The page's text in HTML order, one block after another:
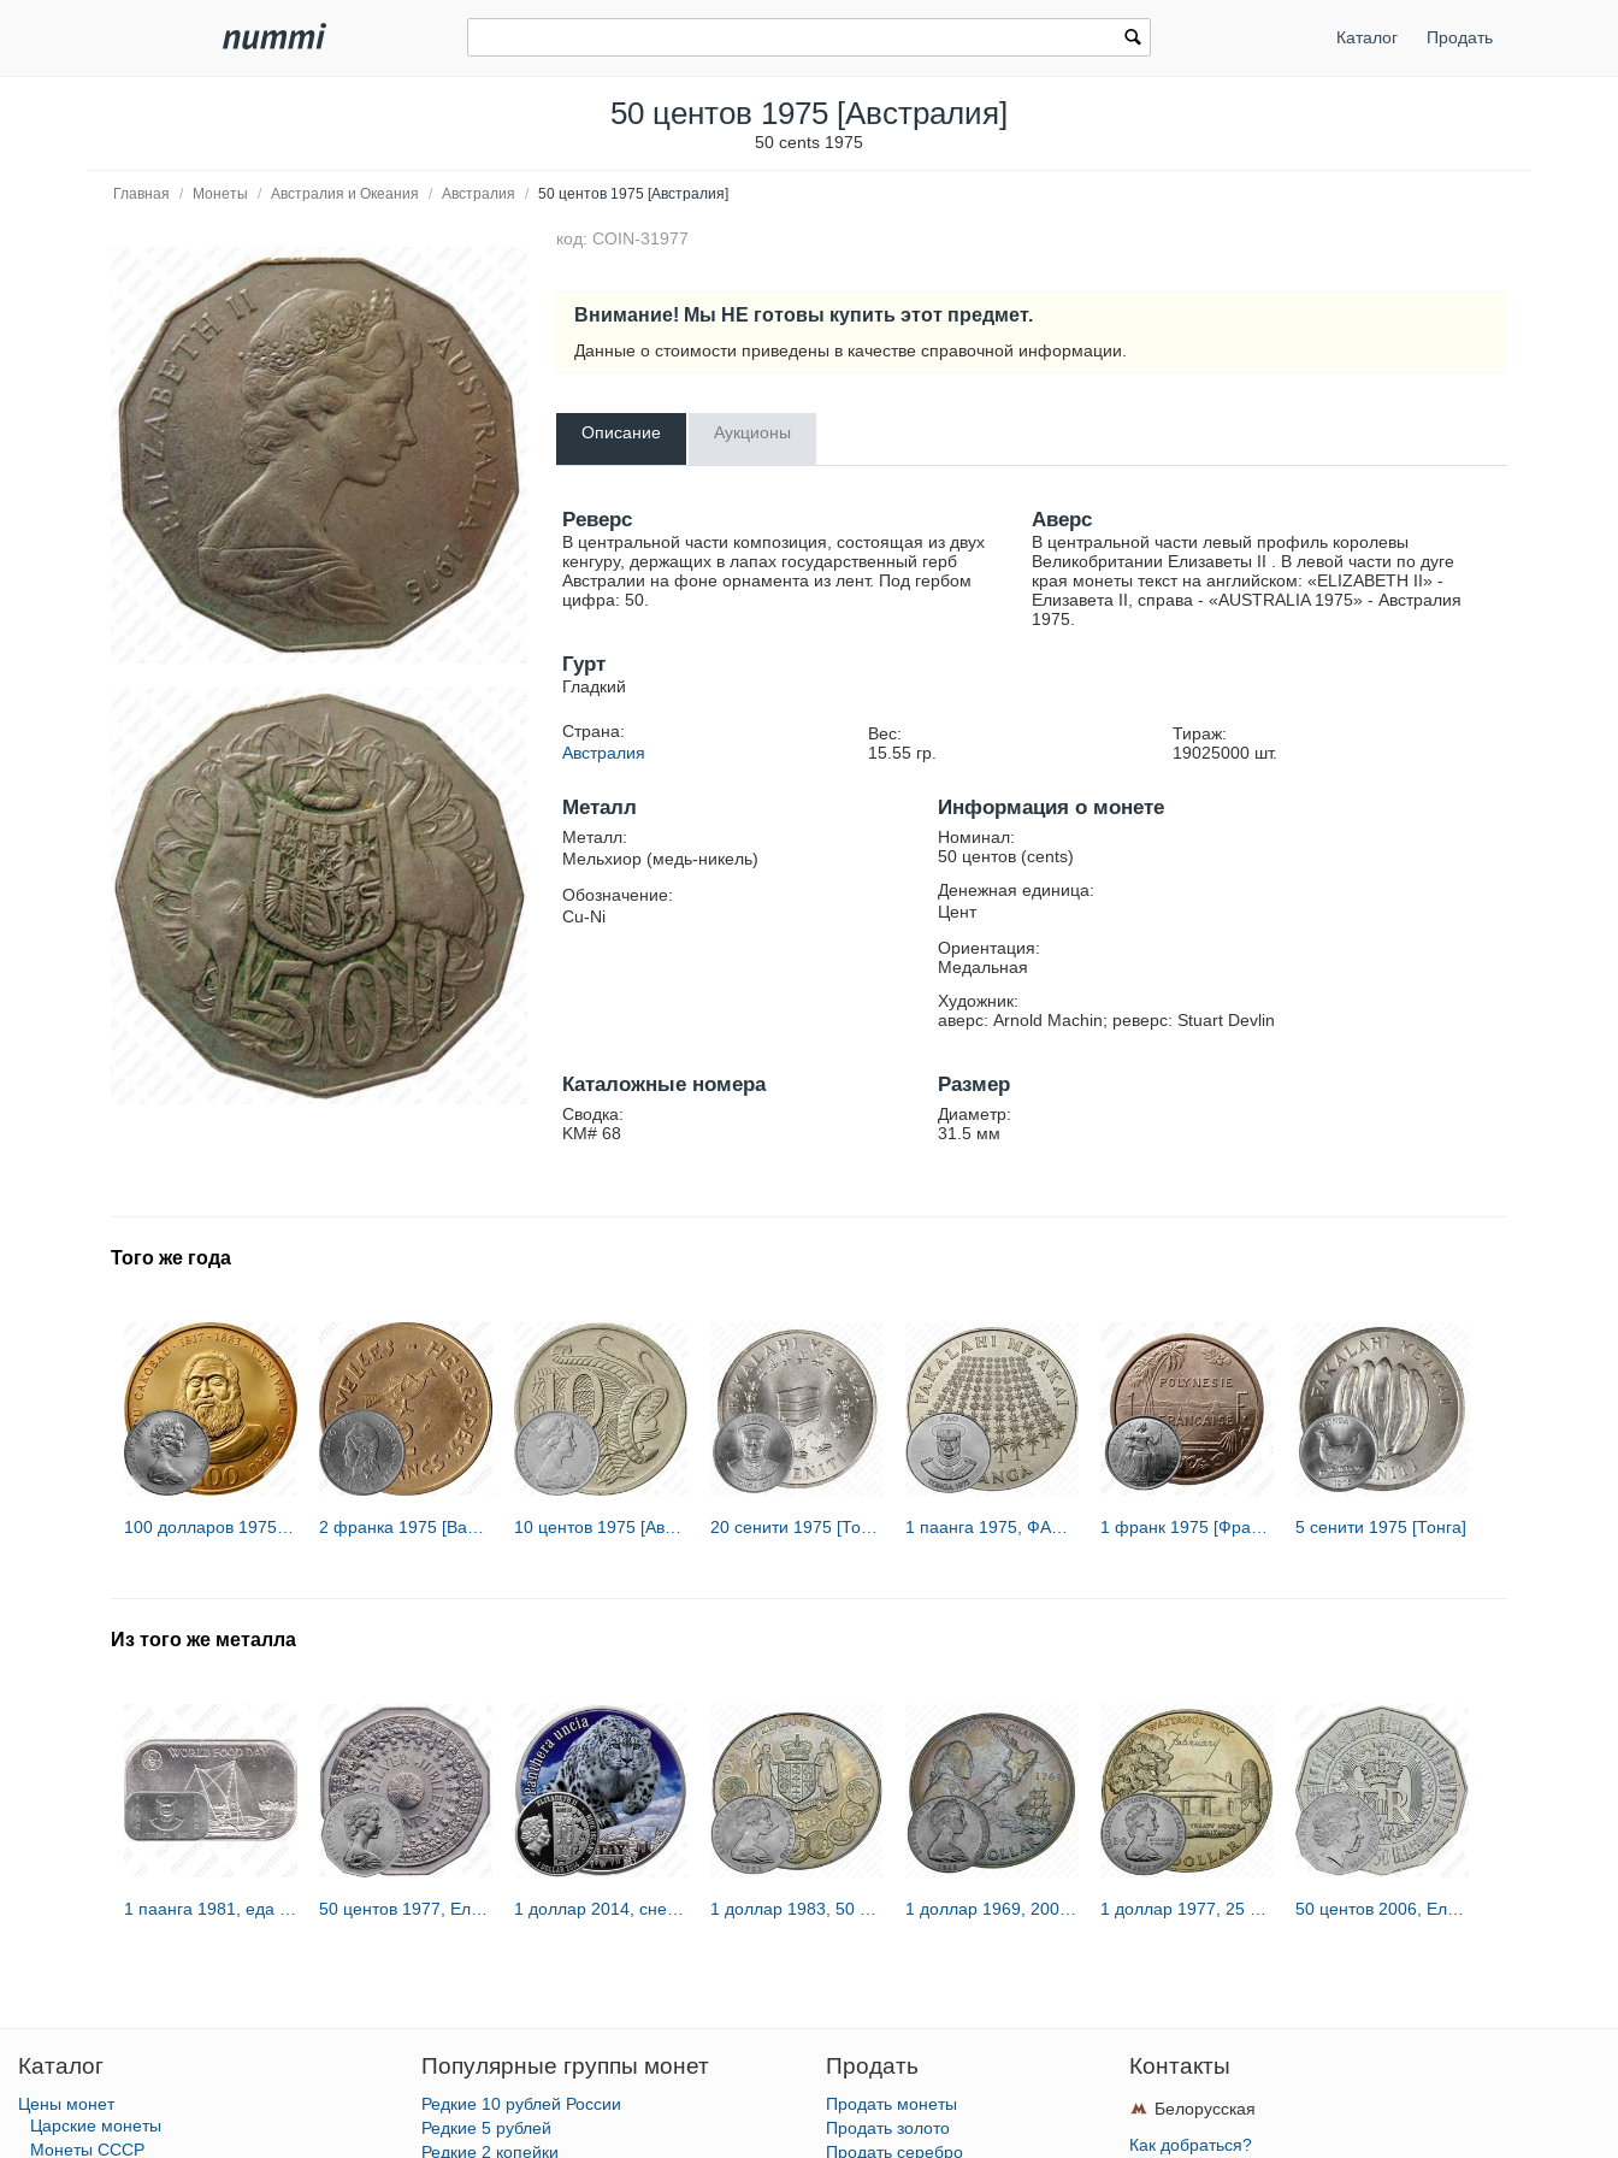
Каталог Продать
50 центов 1975 [Австралия]
50 cents 1975
Главная / Монеты / Австралия и Океания / Австралия / 50 центов 1975 [Австралия]
код: COIN-31977
Внимание! Мы НЕ готовы купить этот предмет.
Данные о стоимости приведены в качестве справочной информации.
Описание Аукционы
Реверс
В центральной части композиция, состоящая из двух
кенгуру, держащих в лапах государственный герб
Австралии на фоне орнамента из лент. Под гербом
цифра: 50.
Аверс
В центральной части левый профиль королевы
Великобритании Елизаветы II . В левой части по дуге
края монеты текст на английском: «ELIZABETH II» -
Елизавета II, справа - «AUSTRALIA 1975»‎ - Австралия
1975.
Гурт
Гладкий
Страна:
Австралия
Вес:
15.55гр.
Тираж:
19025000 шт.
Металл
Металл:
Мельхиор (медь-никель)
Обозначение:
Cu-Ni
Информация о монете
Номинал:
50 центов (cents)
Денежная единица:
Цент
Ориентация:
Медальная
Художник:
аверс: Arnold Machin; реверс: Stuart Devlin
Каталожные номера
Сводка:
KM# 68
Размер
Диаметр:
31.5 мм
Того же года
20 сенити 1975 [Тонга] 1 паанга 1975, ФАО [Тонга] 5 сенити 1975 [Тонга]
Из того же металла
1 доллар 1969, 200 лет путешествию Капитана Кука [Новая Зеландия]
Каталог
Цены монет
Царские монеты
Монеты СССР
Популярные группы монет
Редкие 10 рублей России
Редкие 5 рублей
Редкие 2 копейки
Продать
Продать монеты
Продать золото
Продать серебро
Контакты
Белорусская
Как добраться?